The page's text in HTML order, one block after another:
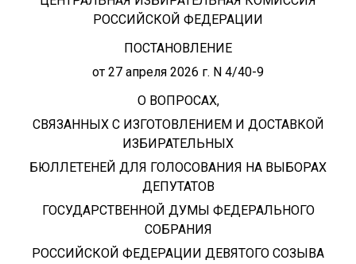
РОССИЙСКОЙ ФЕДЕРАЦИИ
ПОСТАНОВЛЕНИЕ
от 27 апреля 2026 г. N 4/40-9
О ВОПРОСАХ,
СВЯЗАННЫХ С ИЗГОТОВЛЕНИЕМ И ДОСТАВКОЙ
ИЗБИРАТЕЛЬНЫХ
БЮЛЛЕТЕНЕЙ ДЛЯ ГОЛОСОВАНИЯ НА ВЫБОРАХ
ДЕПУТАТОВ
ГОСУДАРСТВЕННОЙ ДУМЫ ФЕДЕРАЛЬНОГО
СОБРАНИЯ
РОССИЙСКОЙ ФЕДЕРАЦИИ ДЕВЯТОГО СОЗЫВА